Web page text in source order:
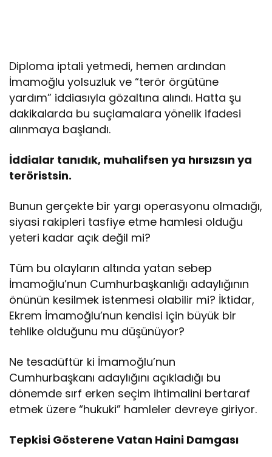
Diploma iptali yetmedi, hemen ardından
İmamoğlu yolsuzluk ve “terör örgütüne
yardım” iddiasıyla gözaltına alındı. Hatta şu
dakikalarda bu suçlamalara yönelik ifadesi
alınmaya başlandı.
İddialar tanıdık, muhalifsen ya hırsızsın ya
teröristsin.
Bunun gerçekte bir yargı operasyonu olmadığı,
siyasi rakipleri tasfiye etme hamlesi olduğu
yeteri kadar açık değil mi?
Tüm bu olayların altında yatan sebep
İmamoğlu’nun Cumhurbaşkanlığı adaylığının
önünün kesilmek istenmesi olabilir mi? İktidar,
Ekrem İmamoğlu’nun kendisi için büyük bir
tehlike olduğunu mu düşünüyor?
Ne tesadüftür ki İmamoğlu’nun
Cumhurbaşkanı adaylığını açıkladığı bu
dönemde sırf erken seçim ihtimalini bertaraf
etmek üzere “hukuki” hamleler devreye giriyor.
Tepkisi Gösterene Vatan Haini Damgası